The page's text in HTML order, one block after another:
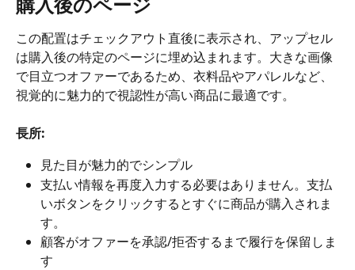
この配置はチェックアウト直後に表示され、アップセル
は購入後の特定のページに埋め込まれます。大きな画像
で目立つオファーであるため、衣料品やアパレルなど、
視覚的に魅力的で視認性が高い商品に最適です。
長所:
見た目が魅力的でシンプル
支払い情報を再度入力する必要はありません。支払
いボタンをクリックするとすぐに商品が購入されま
す。
顧客がオファーを承認/拒否するまで履行を保留しま
す